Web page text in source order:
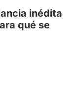
inédita
qué se